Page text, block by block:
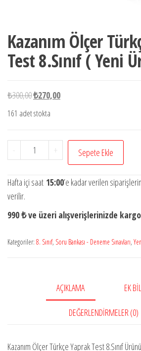
Kazanım Ölçer
Test 8.Sınıf ( Yeni
₺300,00Orijinal
fiyat:
₺270,00Şu
161 adet stokta
-
Kazanım
Ölçer
Yaprak
Test
8.Sınıf
Yeni
+ Sepete Ekle
Hafta içi saat 15:00’e kadar verilen
verilir.
990 ₺ ve üzeri alışverişlerinizde
Kategoriler: 8. Sınıf, Soru Bankası - Deneme Sınavları,
AÇIKLAMA EK
DEĞERLENDIRMELER (0)
Kazanım Ölçer Türkçe Yaprak Test 8.Sınıf